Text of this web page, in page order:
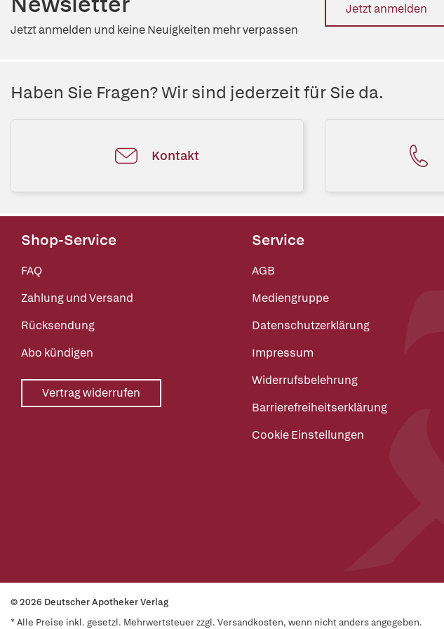
Jetzt anmelden und keine Neuigkeiten mehr verpassen
Jetzt anmelden
Haben Sie Fragen? Wir sind jederzeit für Sie da.
Kontakt
Shop-Service
FAQ
Zahlung und Versand
Rücksendung
Abo kündigen
Vertrag widerrufen
Service
AGB
Mediengruppe
Datenschutzerklärung
Impressum
Widerrufsbelehrung
Barrierefreiheitserklärung
Cookie Einstellungen
© 2026 Deutscher Apotheker Verlag
* Alle Preise inkl. gesetzl. Mehrwertsteuer zzgl. Versandkosten, wenn nicht anders angegeben.